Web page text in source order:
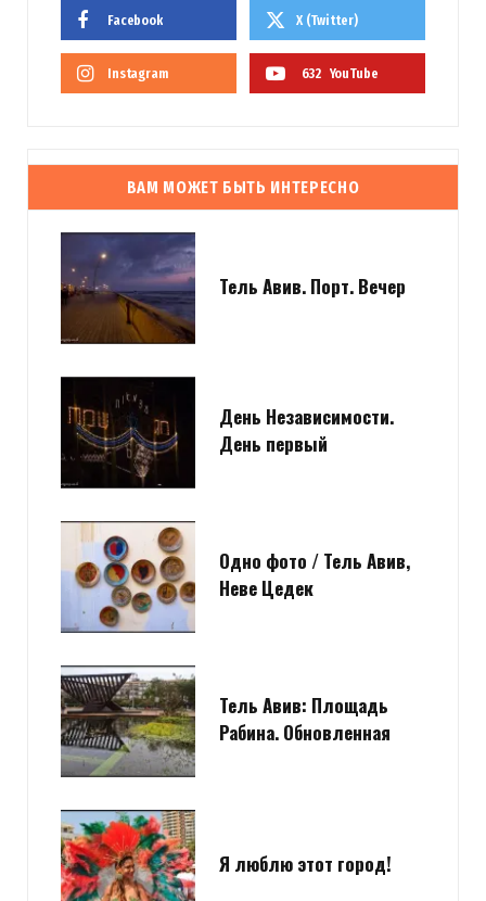
Facebook X (Twitter)
Instagram 632 YouTube
ВАМ МОЖЕТ БЫТЬ ИНТЕРЕСНО
Тель Авив. Порт. Вечер
День Независимости.
День первый
Одно фото / Тель Авив,
Неве Цедек
Тель Авив: Площадь
Рабина. Обновленная
Я люблю этот город!